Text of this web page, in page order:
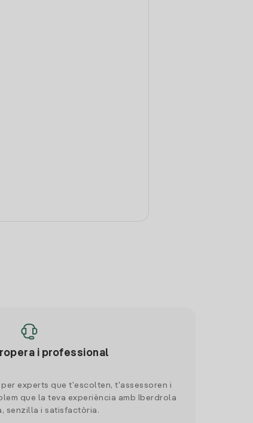
i professional
experts que t'escolten, t'assessoren i
que la teva experiència amb Iberdrola
senzilla i satisfactòria.